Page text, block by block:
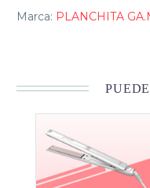
Marca: PLANCHITA